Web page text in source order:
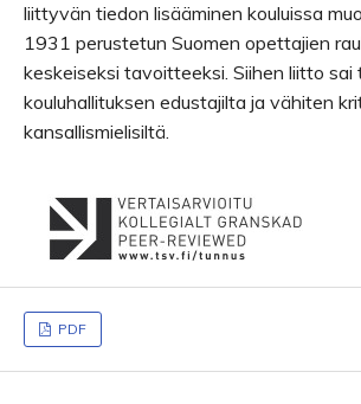
liittyvän tiedon lisääminen kouluissa
1931 perustetun Suomen opettajien
keskeiseksi tavoitteeksi. Siihen liitto sai
kouluhallituksen edustajilta ja vähiten
kansallismielisiltä.
PDF